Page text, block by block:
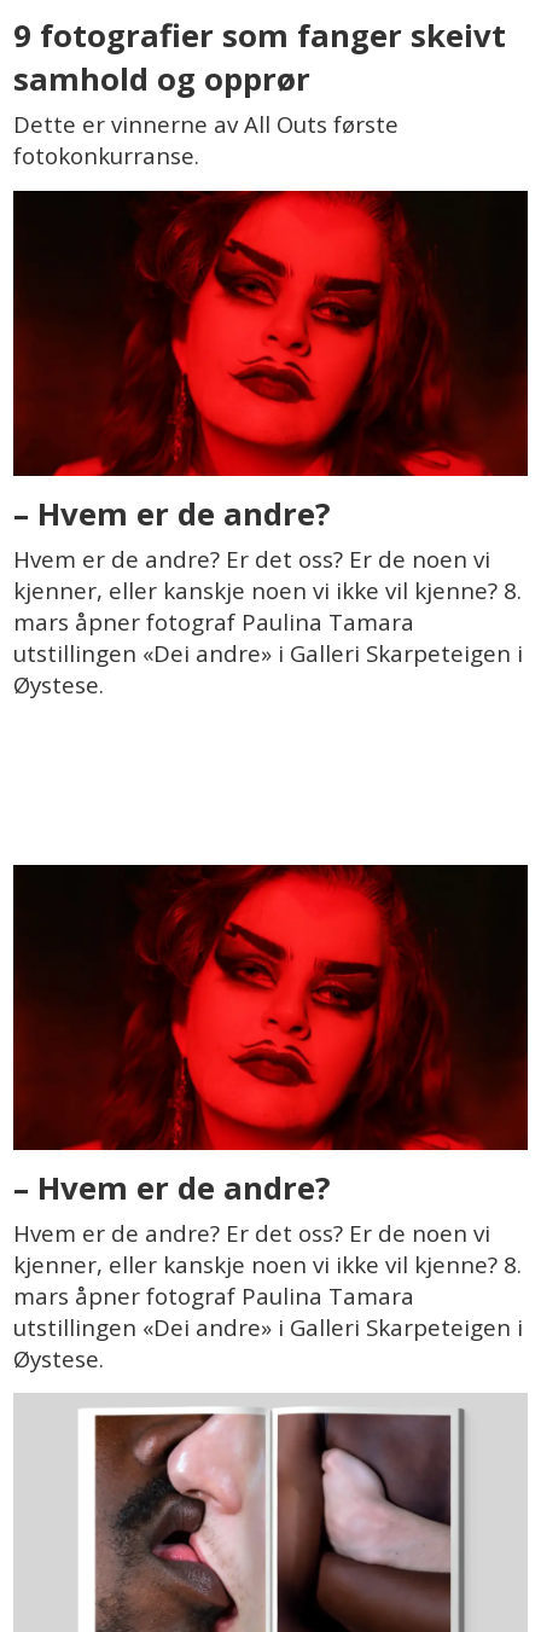
9 fotografier som fanger skeivt
samhold og opprør
Dette er vinnerne av All Outs første
fotokonkurranse.
– Hvem er de andre?
Hvem er de andre? Er det oss? Er de noen vi
kjenner, eller kanskje noen vi ikke vil kjenne? 8.
mars åpner fotograf Paulina Tamara
utstillingen «Dei andre» i Galleri Skarpeteigen i
Øystese.
– Hvem er de andre?
Hvem er de andre? Er det oss? Er de noen vi
kjenner, eller kanskje noen vi ikke vil kjenne? 8.
mars åpner fotograf Paulina Tamara
utstillingen «Dei andre» i Galleri Skarpeteigen i
Øystese.